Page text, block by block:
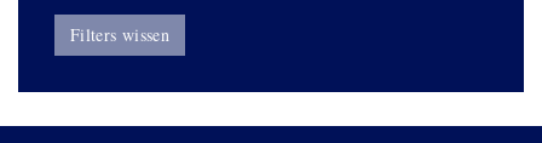
Filters wissen